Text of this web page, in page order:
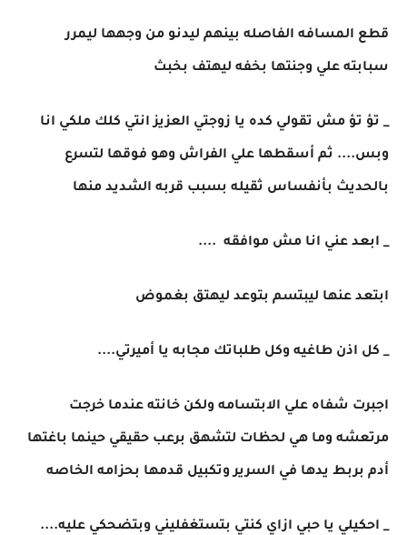
قطع المسافه الفاصله بينهم ليدنو من وجهها ليمرر
سبابته علي وجنتها بخفه ليهتف بخبث
_ تؤ تؤ مش تقولي كده يا زوجتي العزيز انتي كلك ملكي انا
وبس.... ثم أسقطها علي الفراش وهو فوقها لتسرع
بالحديث بأنفساس ثقيله بسبب قربه الشديد منها
_ ابعد عني انا مش موافقه ....
ابتعد عنها ليبتسم بتوعد ليهتق بغموض
_ كل اذن طاغيه وكل طلباتك مجابه يا أميرتي....
اجبرت شفاه علي الابتسامه ولكن خانته عندما خرجت
مرتعشه وما هي لحظات لتشهق برعب حقيقي حينما باغتها
أدم بربط يدها في السرير وتكبيل قدمها بحزامه الخاصه
_ احكيلي يا حبي ازاي كنتي بتستغفليني وبتضحكي عليه....